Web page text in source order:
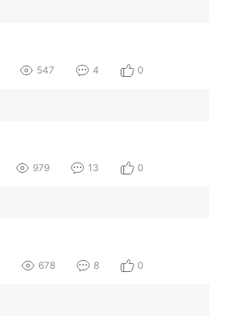
547 4 0
979 13 0
678 8 0